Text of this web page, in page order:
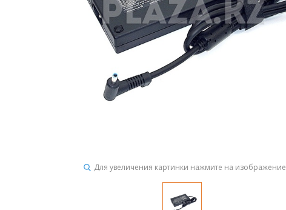
Для увеличения картинки нажмите на изображение